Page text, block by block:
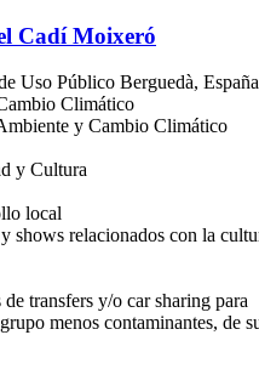
Cadí Moixeró
Uso Público Berguedà, España
Climático